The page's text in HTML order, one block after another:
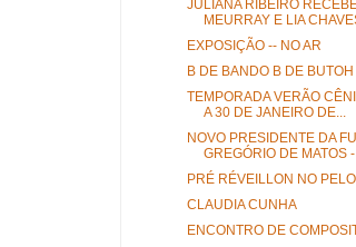
JULIANA RIBEIRO
MEURRAY E LIA
EXPOSIÇÃO -- NO AR
B DE BANDO B DE BUTOH
TEMPORADA VERÃO
A 30 DE JANEIRO DE...
NOVO PRESIDENTE DA
GREGÓRIO DE MATOS
PRÉ RÉVEILLON NO
CLAUDIA CUNHA
ENCONTRO DE